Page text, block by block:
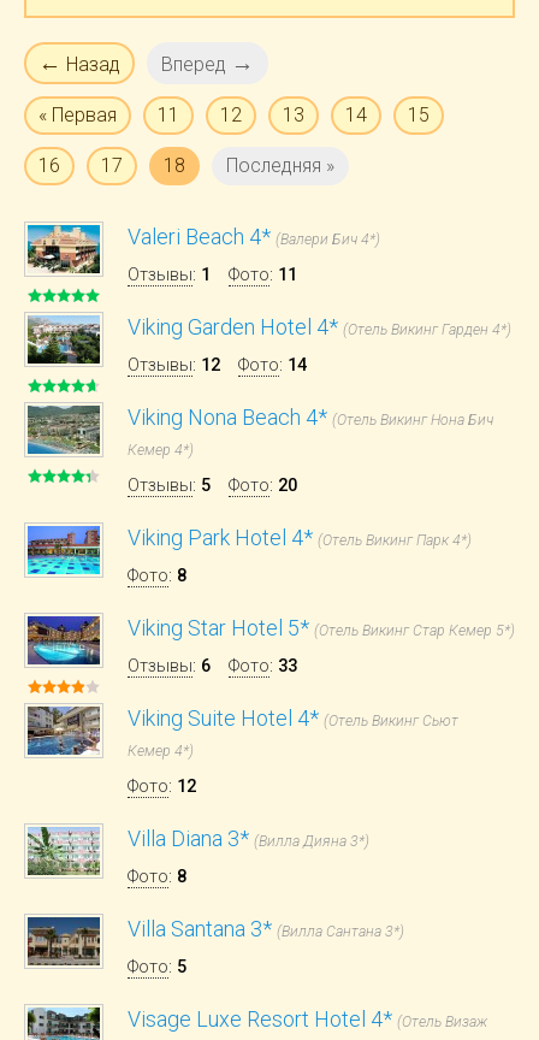
← Назад Вперед →
« Первая 11 12 13 14 15
16 17 18 Последняя »
Valeri Beach 4* (Валери Бич 4*)
Отзывы: 1 Фото: 11
Viking Garden Hotel 4* (Отель Викинг Гарден 4*)
Отзывы: 12 Фото: 14
Viking Nona Beach 4* (Отель Викинг Нона Бич
Кемер 4*)
Отзывы: 5 Фото: 20
Viking Park Hotel 4* (Отель Викинг Парк 4*)
Фото: 8
Viking Star Hotel 5* (Отель Викинг Стар Кемер 5*)
Отзывы: 6 Фото: 33
Viking Suite Hotel 4* (Отель Викинг Сьют
Кемер 4*)
Фото: 12
Villa Diana 3* (Вилла Дияна 3*)
Фото: 8
Villa Santana 3* (Вилла Сантана 3*)
Фото: 5
Visage Luxe Resort Hotel 4* (Отель Визаж